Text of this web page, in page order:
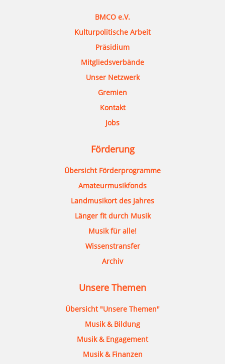
BMCO e.V.
Kulturpolitische Arbeit
Präsidium
Mitgliedsverbände
Unser Netzwerk
Gremien
Kontakt
Jobs
Förderung
Übersicht Förderprogramme
Amateurmusikfonds
Landmusikort des Jahres
Länger fit durch Musik
Musik für alle!
Wissenstransfer
Archiv
Unsere Themen
Übersicht "Unsere Themen"
Musik & Bildung
Musik & Engagement
Musik & Finanzen